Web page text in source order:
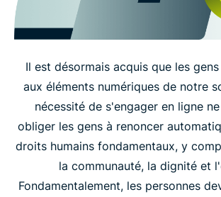
Il est désormais acquis que les
aux éléments numériques de notre
nécessité de s'engager en ligne
obliger les gens à renoncer
droits humains fondamentaux, y
la communauté, la dignité et
Fondamentalement, les personnes